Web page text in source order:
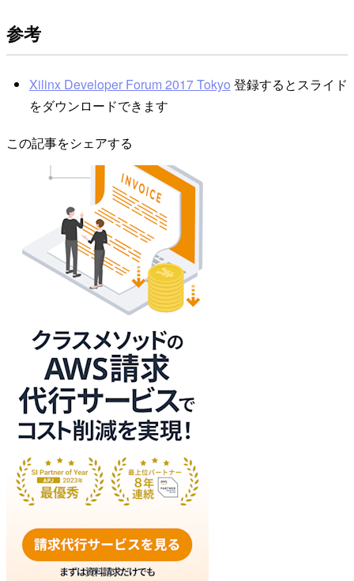
参考
Xilinx Developer Forum 2017 Tokyo 登録するとスライド
をダウンロードできます
この記事をシェアする